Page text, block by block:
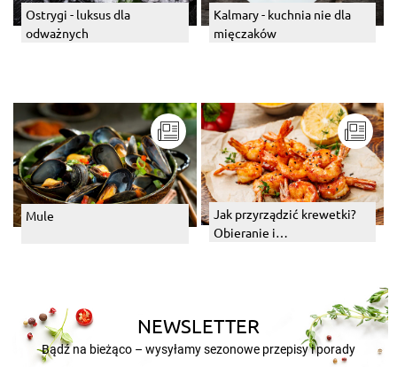
Ostrygi - luksus dla
odważnych
Kalmary - kuchnia nie dla
mięczaków
Mule
Jak przyrządzić krewetki?
Obieranie i
NEWSLETTER
Bądź na bieżąco – wysyłamy sezonowe przepisy i porady